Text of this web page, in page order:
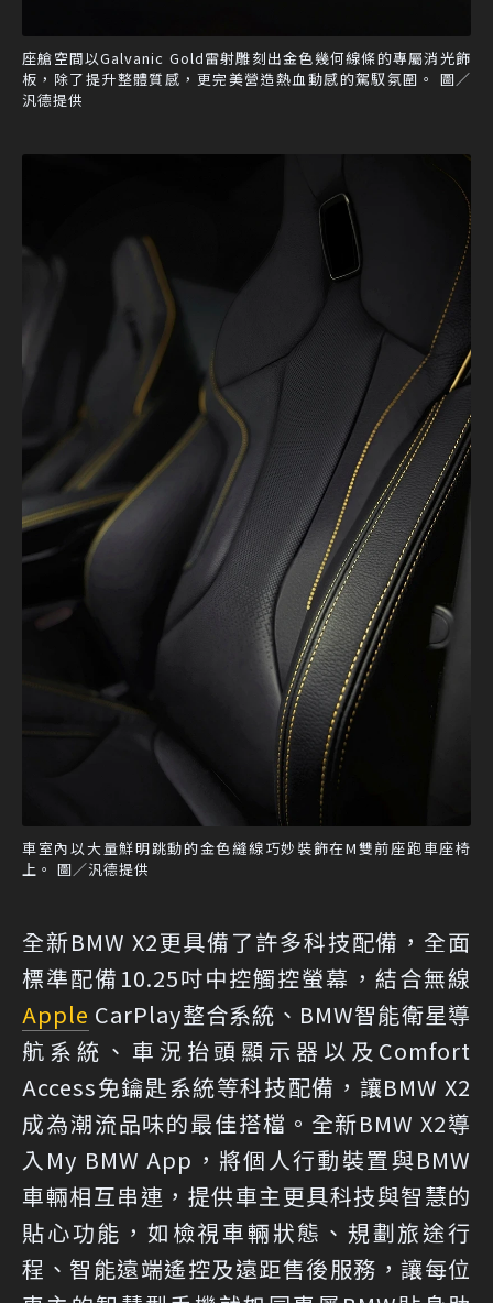
座艙空間以Galvanic Gold雷射雕刻出金色幾何線條的專屬消光飾
板，除了提升整體質感，更完美營造熱血動感的駕馭氛圍。 圖／
汎德提供
車室內以大量鮮明跳動的金色縫線巧妙裝飾在M雙前座跑車座椅
上。 圖／汎德提供
全新BMW X2更具備了許多科技配備，全面
標準配備10.25吋中控觸控螢幕，結合無線
Apple CarPlay整合系統、BMW智能衛星導
航系統、車況抬頭顯示器以及Comfort
Access免鑰匙系統等科技配備，讓BMW X2
成為潮流品味的最佳搭檔。全新BMW X2導
入My BMW App，將個人行動裝置與BMW
車輛相互串連，提供車主更具科技與智慧的
貼心功能，如檢視車輛狀態、規劃旅途行
程、智能遠端遙控及遠距售後服務，讓每位